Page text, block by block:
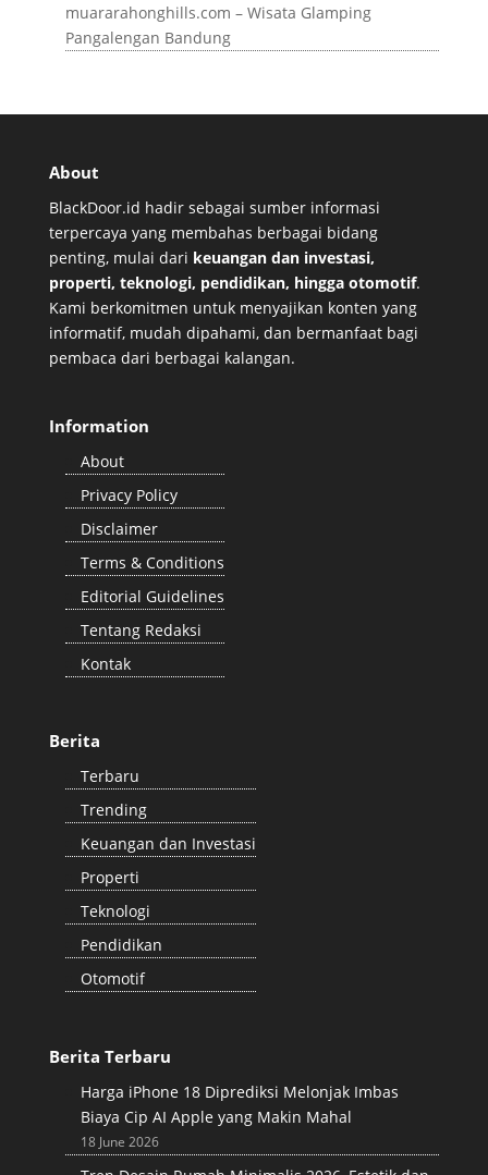
muararahonghills.com – Wisata Glamping
Pangalengan Bandung
About
BlackDoor.id hadir sebagai sumber informasi
terpercaya yang membahas berbagai bidang
penting, mulai dari keuangan dan investasi,
properti, teknologi, pendidikan, hingga otomotif.
Kami berkomitmen untuk menyajikan konten yang
informatif, mudah dipahami, dan bermanfaat bagi
pembaca dari berbagai kalangan.
Information
About
Privacy Policy
Disclaimer
Terms & Conditions
Editorial Guidelines
Tentang Redaksi
Kontak
Berita
Terbaru
Trending
Keuangan dan Investasi
Properti
Teknologi
Pendidikan
Otomotif
Berita Terbaru
Harga iPhone 18 Diprediksi Melonjak Imbas
Biaya Cip AI Apple yang Makin Mahal
18 June 2026